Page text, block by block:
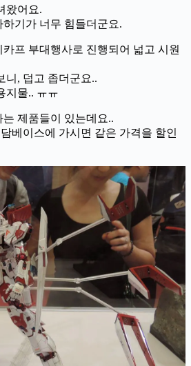
왔어요.
기가 너무 힘들더군요.
프 부대행사로 진행되어 넓고 시원
니, 덥고 좁더군요..
지물.. ㅠㅠ
제품들이 있는데요..
베이스에 가시면 같은 가격을 할인